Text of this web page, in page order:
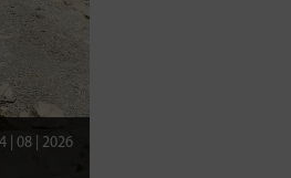
| 08 | 2026